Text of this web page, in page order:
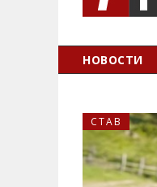
НОВОСТИ
НА
СТАВ